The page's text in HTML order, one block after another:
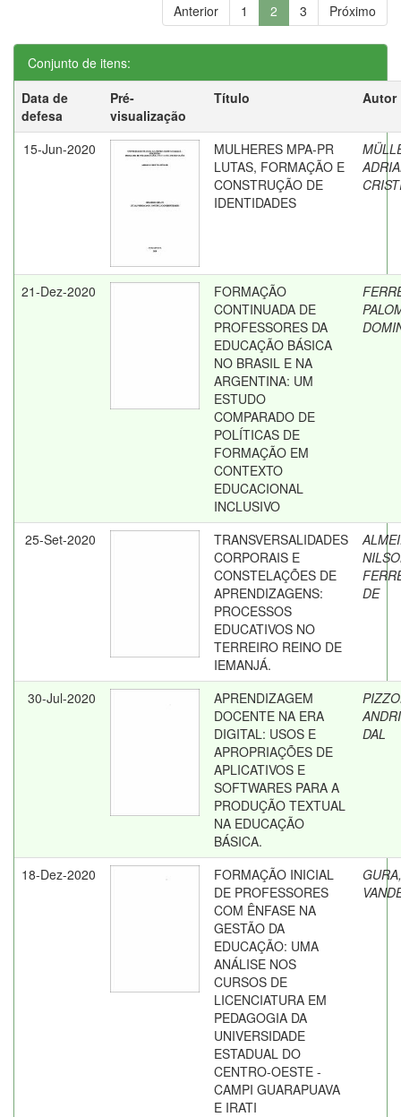
Anterior 1 2 3 Próximo
Conjunto de itens:
Data de
defesa
Pré-
visualização
Título Autor
15-Jun-2020
MULHERES MPA-PR
LUTAS, FORMAÇÃO E
CONSTRUÇÃO DE
IDENTIDADES
21-Dez-2020
FORMAÇÃO
CONTINUADA DE
PROFESSORES DA
EDUCAÇÃO BÁSICA
NO BRASIL E NA
ARGENTINA: UM
ESTUDO
COMPARADO DE
POLÍTICAS DE
FORMAÇÃO EM
CONTEXTO
EDUCACIONAL
INCLUSIVO
25-Set-2020
TRANSVERSALIDADES
CORPORAIS E
CONSTELAÇÕES DE
APRENDIZAGENS:
PROCESSOS
EDUCATIVOS NO
TERREIRO REINO DE
IEMANJÁ.
DE
30-Jul-2020
APRENDIZAGEM
DOCENTE NA ERA
DIGITAL: USOS E
APROPRIAÇÕES DE
APLICATIVOS E
SOFTWARES PARA A
PRODUÇÃO TEXTUAL
NA EDUCAÇÃO
BÁSICA.
DAL
18-Dez-2020
FORMAÇÃO INICIAL
DE PROFESSORES
COM ÊNFASE NA
GESTÃO DA
EDUCAÇÃO: UMA
ANÁLISE NOS
CURSOS DE
LICENCIATURA EM
PEDAGOGIA DA
UNIVERSIDADE
ESTADUAL DO
CENTRO-OESTE -
CAMPI GUARAPUAVA
E IRATI
GURA,